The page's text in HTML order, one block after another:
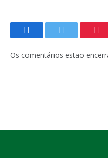
FacebookTwitter
Os comentários estão